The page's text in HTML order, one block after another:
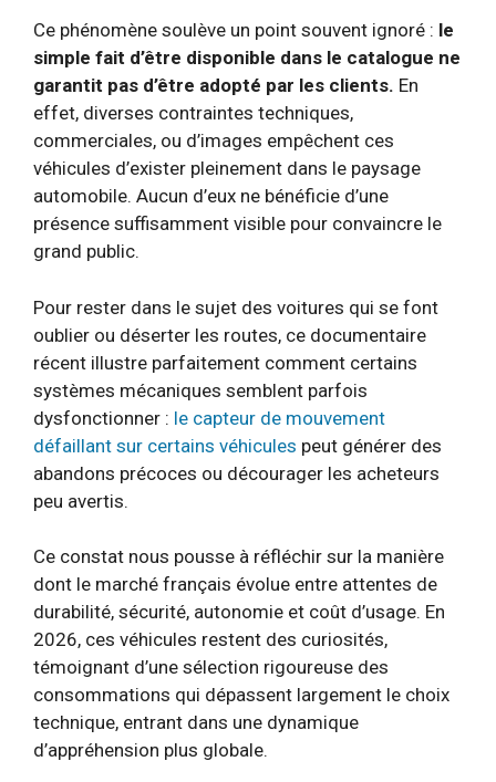
Ce phénomène soulève un point souvent ignoré : le
simple fait d’être disponible dans le catalogue ne
garantit pas d’être adopté par les clients. En
effet, diverses contraintes techniques,
commerciales, ou d’images empêchent ces
véhicules d’exister pleinement dans le paysage
automobile. Aucun d’eux ne bénéficie d’une
présence suffisamment visible pour convaincre le
grand public.
Pour rester dans le sujet des voitures qui se font
oublier ou déserter les routes, ce documentaire
récent illustre parfaitement comment certains
systèmes mécaniques semblent parfois
dysfonctionner : le capteur de mouvement
défaillant sur certains véhicules peut générer des
abandons précoces ou décourager les acheteurs
peu avertis.
Ce constat nous pousse à réfléchir sur la manière
dont le marché français évolue entre attentes de
durabilité, sécurité, autonomie et coût d’usage. En
2026, ces véhicules restent des curiosités,
témoignant d’une sélection rigoureuse des
consommations qui dépassent largement le choix
technique, entrant dans une dynamique
d’appréhension plus globale.